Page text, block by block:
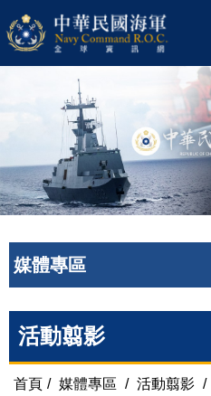
媒體專區
活動翦影
首頁 / 媒體專區 / 活動翦影 /